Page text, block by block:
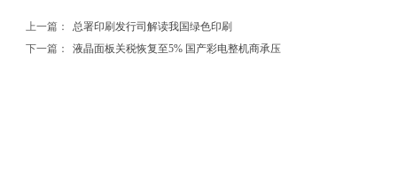
上一篇：
总署印刷发行司解读我国绿色印刷
下一篇：
液晶面板关税恢复至5% 国产彩电整机商承压